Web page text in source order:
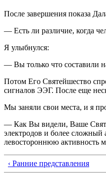
После завершения показа
— Есть ли различие, когда
Я улыбнулся:
— Вы только что составили
Потом Его Святейшество
сигналов ЭЭГ. После еще
Мы заняли свои места, и я
— Как Вы видели, Ваше
электродов и более сложный
левостороннюю активность
‹ Ранние представления